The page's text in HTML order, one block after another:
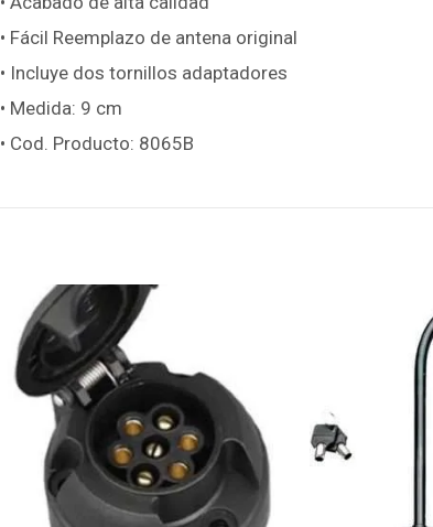
• Fácil Reemplazo de antena original
• Incluye dos tornillos adaptadores
• Medida: 9 cm
• Cod. Producto: 8065B